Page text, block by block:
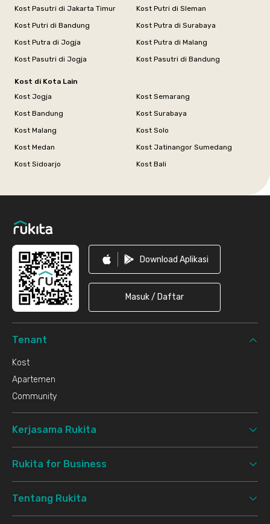
Kost Pasutri di Jakarta Timur
Kost Putri di Sleman
Kost Putri di Bandung
Kost Putra di Surabaya
Kost Putra di Jogja
Kost Putra di Malang
Kost Pasutri di Jogja
Kost Pasutri di Bandung
Kost di Kota Lain
Kost Jogja
Kost Semarang
Kost Bandung
Kost Surabaya
Kost Malang
Kost Solo
Kost Medan
Kost Jatinangor Sumedang
Kost Sidoarjo
Kost Bali
Download Aplikasi
Masuk / Daftar
Tenant
Kost
Apartemen
Community
Kerjasama Rukita
Rukita for Business
Tentang Rukita